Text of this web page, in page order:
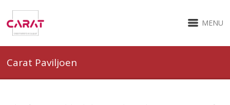
MENU
Carat Paviljoen